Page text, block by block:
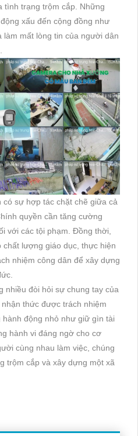
tình trạng trộm cắp. Những
xấu đến cộng đồng như
làm mất lòng tin của người dân
sự hợp tác chặt chẽ giữa cả
quyền cần tăng cường
với các tội phạm. Đồng thời,
lượng giáo dục, thực hiện
nhiệm công dân để xây dựng
nhiều đòi hỏi sự chung tay của
thức được trách nhiệm
động nhỏ như giữ gìn tài
hành vi đáng ngờ cho cơ
cùng nhau làm việc, chúng
trộm cắp và xây dựng một xã